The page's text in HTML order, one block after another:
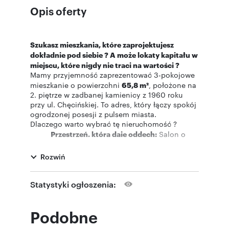
Opis oferty
Szukasz mieszkania, które zaprojektujesz
dokładnie pod siebie ? A może lokaty kapitału w
miejscu, które nigdy nie traci na wartości ?
Mamy przyjemność zaprezentować 3-pokojowe
mieszkanie o powierzchni 65,8 m² , położone na
2. piętrze w zadbanej kamienicy z 1960 roku
przy ul. Chęcińskiej. To adres, który łączy spokój
ogrodzonej posesji z pulsem miasta.
Dlaczego warto wybrać tę nieruchomość ?
Przestrzeń, która daje oddech: Salon o
na rodzinną strefę relaksu.
przedpokojem (17 m²) tworzy nowoczesny,
otwarty hol, który zaskoczy Twoich gości.
doskonałe doświetlenie – rano kawa w
słońcu, po południu relaks w salonie.
Rozwiń
Statystyki ogłoszenia:
Podobne